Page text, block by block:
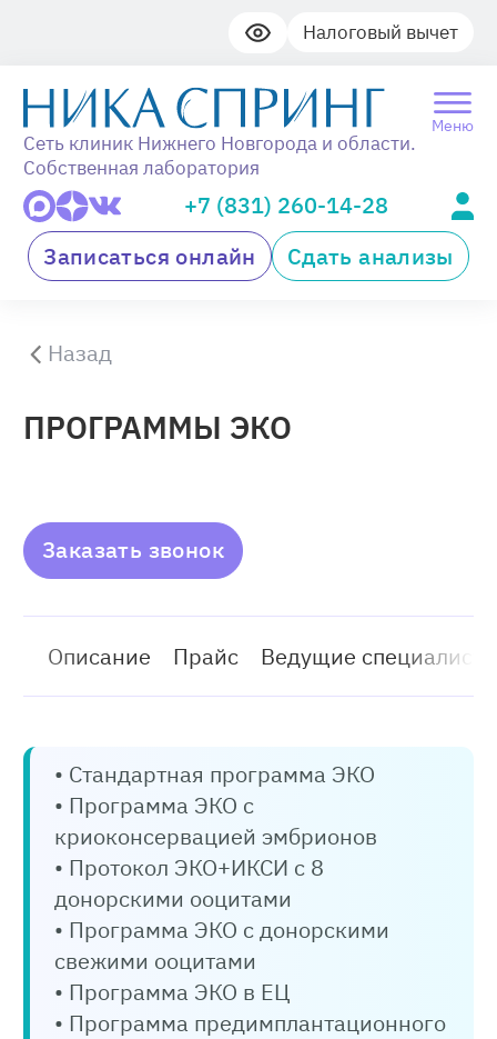
Налоговый вычет
Меню
Сеть клиник Нижнего Новгорода и области.
Собственная лаборатория
+7 (831) 260-14-28
Записаться онлайн
Сдать анализы
Назад
ПРОГРАММЫ ЭКО
Описание Прайс Ведущие
Заказать звонок
• Стандартная программа ЭКО
• Программа ЭКО с
криоконсервацией эмбрионов
• Протокол ЭКО+ИКСИ с 8
донорскими ооцитами
• Программа ЭКО с донорскими
свежими ооцитами
• Программа ЭКО в ЕЦ
• Программа предимплантационного